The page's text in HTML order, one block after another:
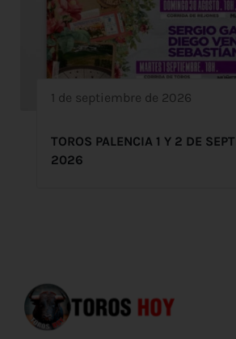
1 de septiembre de 2026
TOROS PALENCIA 1 Y 2 DE
2026